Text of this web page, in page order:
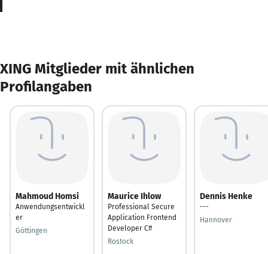
XING Mitglieder mit ähnlichen
Profilangaben
Mahmoud Homsi
Anwendungsentwickl
er
Göttingen
Maurice Ihlow
Professional Secure
Application Frontend
Developer C#
Rostock
Dennis Henke
---
Hannover